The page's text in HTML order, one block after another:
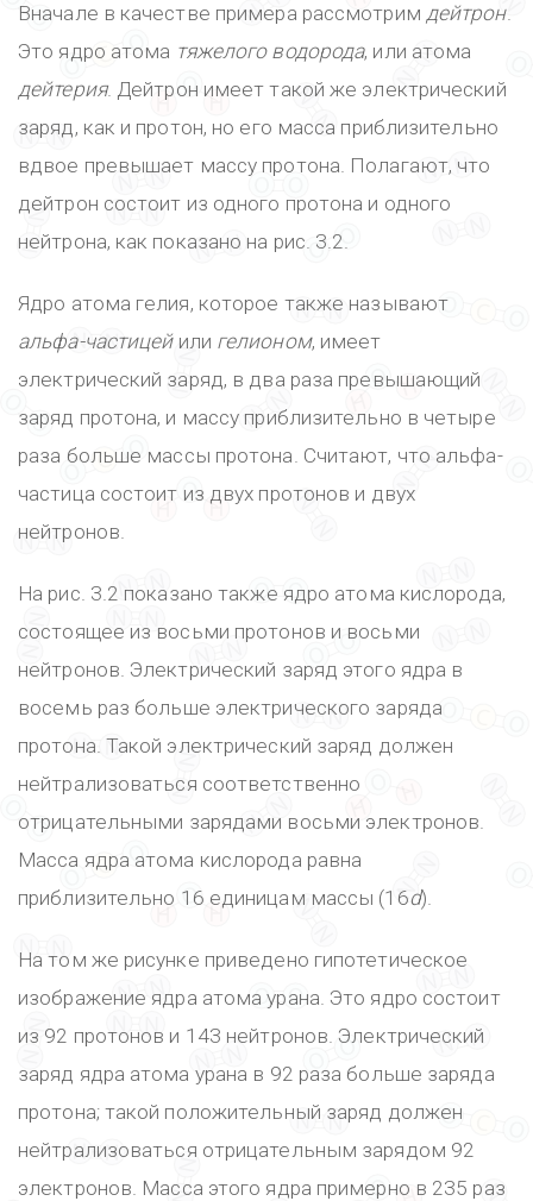
Вначале в качестве примера рассмотрим дейтрон.
Это ядро атома тяжелого водорода, или атома
дейтерия. Дейтрон имеет такой же электрический
заряд, как и протон, но его масса приблизительно
вдвое превышает массу протона. Полагают, что
дейтрон состоит из одного протона и одного
нейтрона, как показано на рис. 3.2.
Ядро атома гелия, которое также называют
альфа-частицейили гелионом, имеет
электрический заряд, в два раза превышающий
заряд протона, и массу приблизительно в четыре
раза больше массы протона. Считают, что альфа-
частица состоит из двух протонов и двух
нейтронов.
На рис. 3.2 показано также ядро атома кислорода,
состоящее из восьми протонов и восьми
нейтронов. Электрический заряд этого ядра в
восемь раз больше электрического заряда
протона. Такой электрический заряд должен
нейтрализоваться соответственно
отрицательными зарядами восьми электронов.
Масса ядра атома кислорода равна
приблизительно 16 единицам массы (16d).
На том же рисунке приведено гипотетическое
изображение ядра атома урана. Это ядро состоит
из 92 протонов и 143 нейтронов. Электрический
заряд ядра атома урана в 92 раза больше заряда
протона; такой положительный заряд должен
нейтрализоваться отрицательным зарядом 92
электронов. Масса этого ядра примерно в 235 раз